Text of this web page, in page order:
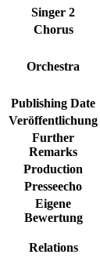
Singer 2
Chorus
Orchestra
Publishing Date
Veröffentlichung
Further
Remarks
Production
Presseecho
Eigene
Bewertung
Relations